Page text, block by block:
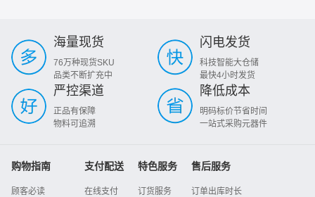
海量现货
76万种现货SKU
品类不断扩充中
闪电发货
科技智能大仓储
最快4小时发货
严控渠道
正品有保障
物料可追溯
降低成本
明码标价节省时间
一站式采购元器件
购物指南
顾客必读
支付配送
在线支付
特色服务
订货服务
售后服务
订单出库时长